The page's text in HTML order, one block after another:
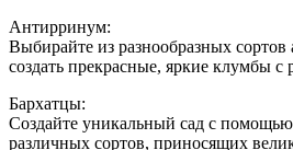
Антирринум:
Выбирайте из разнообразных
создать прекрасные, яркие клумбы
Бархатцы:
Создайте уникальный сад с помощью
различных сортов, приносящих